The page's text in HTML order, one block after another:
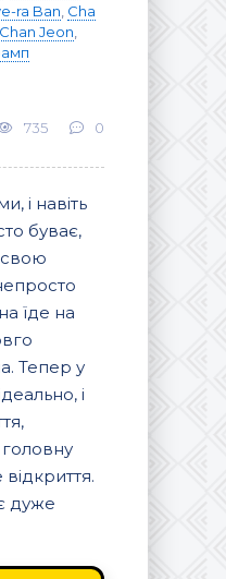
ra Ban Cha
Jeon
735 0
і навіть
буває,
свою
їде на
Тепер у
і
дуже